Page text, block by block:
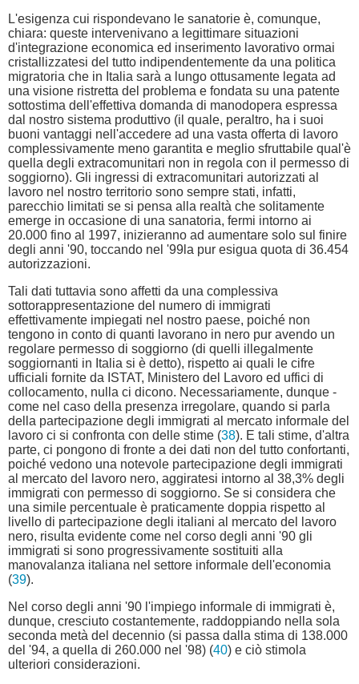
L'esigenza cui rispondevano le sanatorie è, comunque,
chiara: queste intervenivano a legittimare situazioni
d'integrazione economica ed inserimento lavorativo ormai
cristallizzatesi del tutto indipendentemente da una politica
migratoria che in Italia sarà a lungo ottusamente legata ad
una visione ristretta del problema e fondata su una patente
sottostima dell'effettiva domanda di manodopera espressa
dal nostro sistema produttivo (il quale, peraltro, ha i suoi
buoni vantaggi nell'accedere ad una vasta offerta di lavoro
complessivamente meno garantita e meglio sfruttabile qual'è
quella degli extracomunitari non in regola con il permesso di
soggiorno). Gli ingressi di extracomunitari autorizzati al
lavoro nel nostro territorio sono sempre stati, infatti,
parecchio limitati se si pensa alla realtà che solitamente
emerge in occasione di una sanatoria, fermi intorno ai
20.000 fino al 1997, inizieranno ad aumentare solo sul finire
degli anni '90, toccando nel '99la pur esigua quota di 36.454
autorizzazioni.
Tali dati tuttavia sono affetti da una complessiva
sottorappresentazione del numero di immigrati
effettivamente impiegati nel nostro paese, poiché non
tengono in conto di quanti lavorano in nero pur avendo un
regolare permesso di soggiorno (di quelli illegalmente
soggiornanti in Italia si è detto), rispetto ai quali le cifre
ufficiali fornite da ISTAT, Ministero del Lavoro ed uffici di
collocamento, nulla ci dicono. Necessariamente, dunque -
come nel caso della presenza irregolare, quando si parla
della partecipazione degli immigrati al mercato informale del
lavoro ci si confronta con delle stime (38). E tali stime, d'altra
parte, ci pongono di fronte a dei dati non del tutto confortanti,
poiché vedono una notevole partecipazione degli immigrati
al mercato del lavoro nero, aggiratesi intorno al 38,3% degli
immigrati con permesso di soggiorno. Se si considera che
una simile percentuale è praticamente doppia rispetto al
livello di partecipazione degli italiani al mercato del lavoro
nero, risulta evidente come nel corso degli anni '90 gli
immigrati si sono progressivamente sostituiti alla
manovalanza italiana nel settore informale dell'economia
(39).
Nel corso degli anni '90 l'impiego informale di immigrati è,
dunque, cresciuto costantemente, raddoppiando nella sola
seconda metà del decennio (si passa dalla stima di 138.000
del '94, a quella di 260.000 nel '98) (40) e ciò stimola
ulteriori considerazioni.